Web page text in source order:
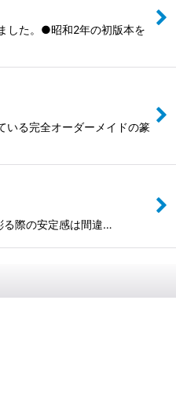
した。●昭和2年の初版本を
る完全オーダーメイドの篆
る際の安定感は間違…